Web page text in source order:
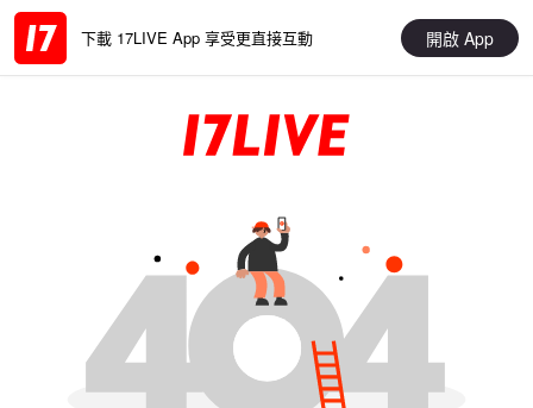
下載 17LIVE App 享受更直接互動 開啟 App